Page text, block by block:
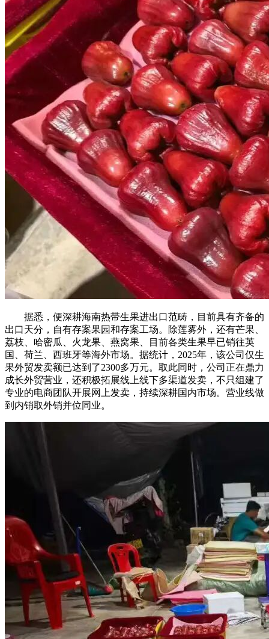
据悉，便深耕海南热带生果进出口范畴，目前具有齐备的
出口天分，自有存案果园和存案工场。除莲雾外，还有芒果、
荔枝、哈密瓜、火龙果、燕窝果、目前各类生果早已销往英
国、荷兰、西班牙等海外市场。据统计，2025年，该公司仅生
果外贸发卖额已达到了2300多万元。取此同时，公司正在鼎力
成长外贸营业，还积极拓展线上线下多渠道发卖，不只组建了
专业的电商团队开展网上发卖，持续深耕国内市场。营业线做
到内销取外销并位同业。